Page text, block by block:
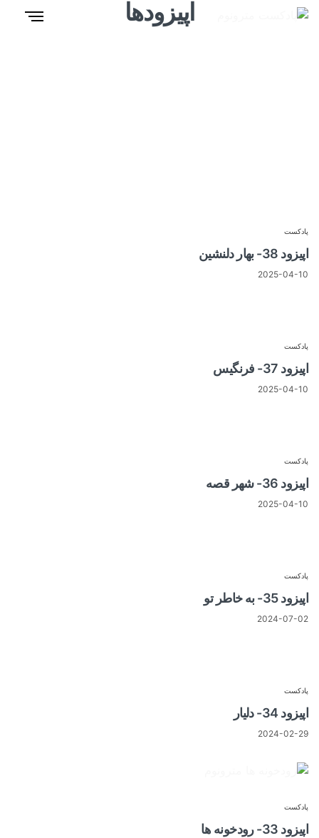
اپیزودها
پادکست
اپیزود 38- بهار دلنشین
2025-04-10
پادکست
اپیزود 37- فرنگیس
2025-04-10
پادکست
اپیزود 36- شهر قصه
2025-04-10
پادکست
اپیزود 35- به خاطر تو
2024-07-02
پادکست
اپیزود 34- دلیار
2024-02-29
پادکست
اپیزود 33- رودخونه ها